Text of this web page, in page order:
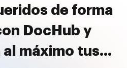
de forma
DocHub y
máximo tus